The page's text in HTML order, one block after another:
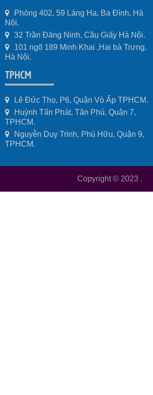
Phòng 402, 59 Láng Hạ, Ba Đình, Hà
Nội.
32 Trần Đăng Ninh, Cầu Giấy Hà Nội.
101 ngõ 189 Minh Khai ,Hai bà Trưng,
Hà Nội.
TPHCM
Lê Đức Thọ, P6, Quận Vò Ấp TPHCM.
Huỳnh Tấn Phát, Tân Phú, Quận 7,
TPHCM.
Nguyễn Duy Trinh, Phú Hữu, Quận 9,
TPHCM.
Copyright © 2023 .